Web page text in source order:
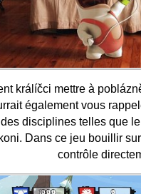
králíčci mettre à
également vous
disciplines telles que
Dans ce jeu bouillir
contrôle